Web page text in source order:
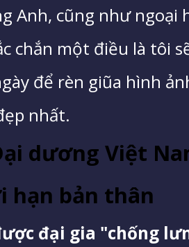
Anh, cũng như ngoại
chắn một điều là tôi
để rèn giũa hình
nhất.
dương Việt
hạn bản thân
đại gia "chống